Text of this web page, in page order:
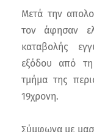
Μετά την
τον άφησαν
καταβολής
εξόδου από
τμήμα της
19χρονη.
Σύμφωνα με